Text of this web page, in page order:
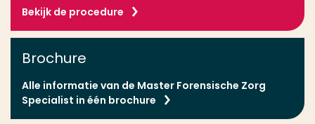
Bekijk de procedure
Brochure
Alle informatie van de Master Forensische Zorg
Specialist in één brochure